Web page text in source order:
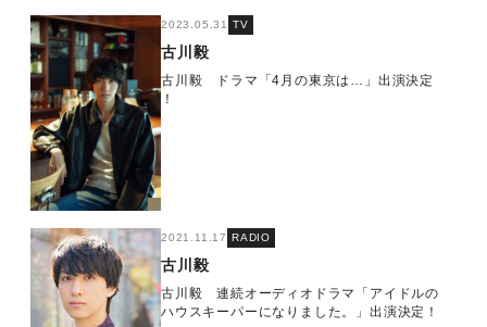
2023.05.31 TV
古川毅
古川毅 ドラマ「4月の東京は…」出演決定
！
2021.11.17 RADIO
古川毅
古川毅 連続オーディオドラマ「アイドルの
ハウスキーパーになりました。」出演決定！